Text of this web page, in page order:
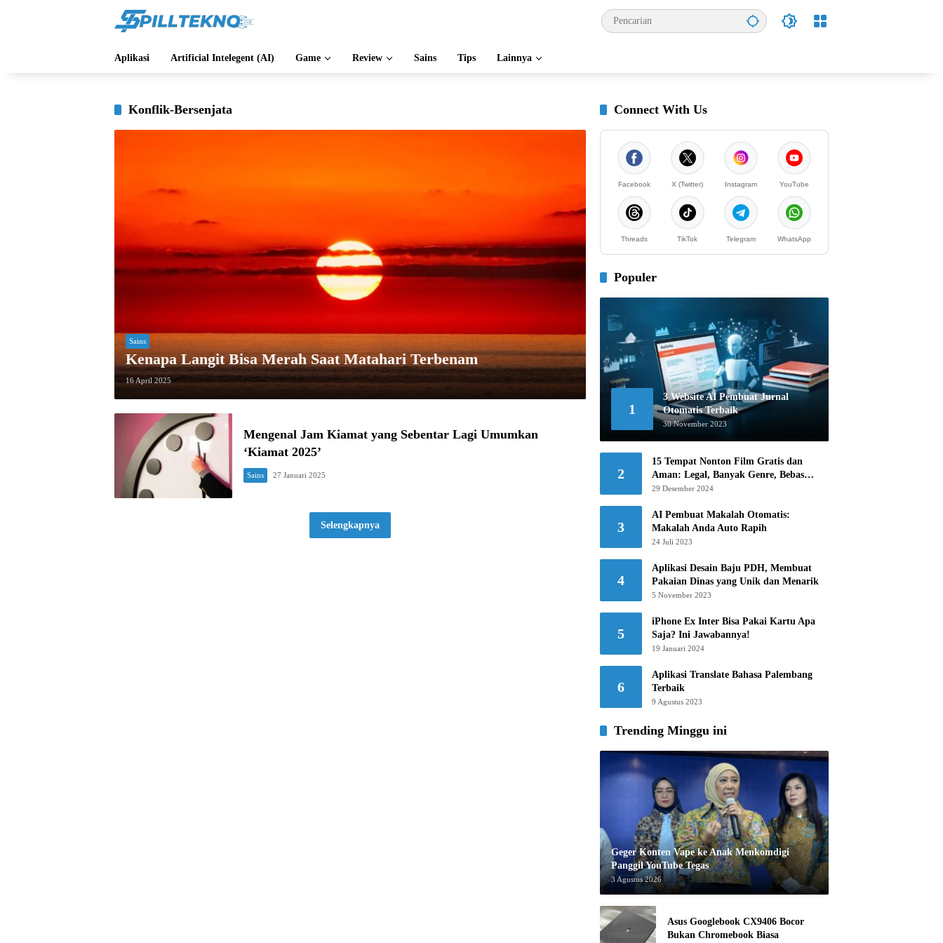
Aplikasi Artificial Intelegent (AI) Game Review Sains Tips Lainnya
Konflik-Bersenjata
Sains
Kenapa Langit Bisa Merah Saat Matahari Terbenam
16 April 2025
Mengenal Jam Kiamat yang Sebentar Lagi Umumkan
‘Kiamat 2025’
Sains 27 Januari 2025
Selengkapnya
Connect With Us
Facebook X (Twitter) Instagram YouTube
Threads TikTok Telegram WhatsApp
Populer
1
3 Website AI Pembuat Jurnal
Otomatis Terbaik
30 November 2023
2
15 Tempat Nonton Film Gratis dan
Aman: Legal, Banyak Genre, Bebas
Khawatir!
29 Desember 2024
3
AI Pembuat Makalah Otomatis:
Makalah Anda Auto Rapih
24 Juli 2023
4
Aplikasi Desain Baju PDH, Membuat
Pakaian Dinas yang Unik dan Menarik
5 November 2023
5
iPhone Ex Inter Bisa Pakai Kartu Apa
Saja? Ini Jawabannya!
19 Januari 2024
6
Aplikasi Translate Bahasa Palembang
Terbaik
9 Agustus 2023
Trending Minggu ini
Geger Konten Vape ke Anak Menkomdigi
Panggil YouTube Tegas
3 Agustus 2026
Asus Googlebook CX9406 Bocor
Bukan Chromebook Biasa